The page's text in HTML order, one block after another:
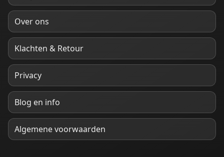
Over ons
Klachten & Retour
Privacy
Blog en info
Algemene voorwaarden